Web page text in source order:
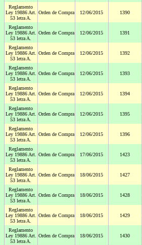
Reglamento
Ley 19886 Art.
53 letra A.
Orden de Compra 12/06/2015 1390
Reglamento
Ley 19886 Art.
53 letra A.
Orden de Compra 12/06/2015 1391
Reglamento
Ley 19886 Art.
53 letra A.
Orden de Compra 12/06/2015 1392
Reglamento
Ley 19886 Art.
53 letra A.
Orden de Compra 12/06/2015 1393
Reglamento
Ley 19886 Art.
53 letra A.
Orden de Compra 12/06/2015 1394
Reglamento
Ley 19886 Art.
53 letra A.
Orden de Compra 12/06/2015 1395
Reglamento
Ley 19886 Art.
53 letra A.
Orden de Compra 12/06/2015 1396
Reglamento
Ley 19886 Art.
53 letra A.
Orden de Compra 17/06/2015 1423
Reglamento
Ley 19886 Art.
53 letra A.
Orden de Compra 18/06/2015 1427
Reglamento
Ley 19886 Art.
53 letra A.
Orden de Compra 18/06/2015 1428
Reglamento
Ley 19886 Art.
53 letra A.
Orden de Compra 18/06/2015 1429
Reglamento
Ley 19886 Art.
53 letra A.
Orden de Compra 18/06/2015 1430